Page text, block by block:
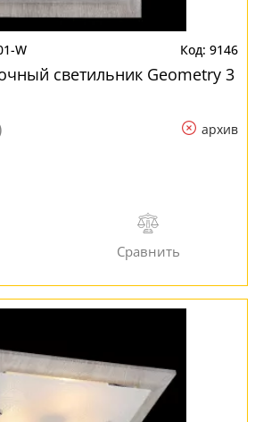
W 9146
светильник Geometry 3
архив